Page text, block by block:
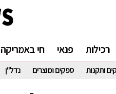
רכילות פנאי חי באמריקה
ותקנות ספקים ומוצרים נדל"ן